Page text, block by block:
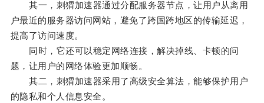
其一，刺猬加速器通过分配服务器节点，让用户从离用
户最近的服务器访问网站，避免了跨国跨地区的传输延迟，
提高了访问速度。
同时，它还可以稳定网络连接，解决掉线、卡顿的问
题，让用户的网络体验更加顺畅。
其二，刺猬加速器采用了高级安全算法，能够保护用户
的隐私和个人信息安全。